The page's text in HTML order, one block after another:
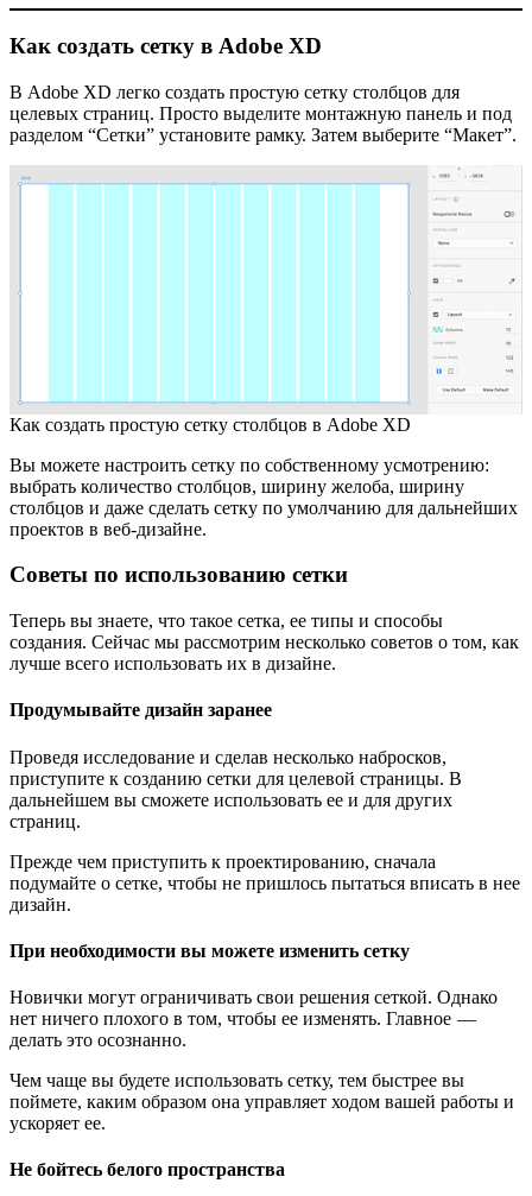
Как создать сетку в Adobe XD
В Adobe XD легко создать простую сетку столбцов для
целевых страниц. Просто выделите монтажную панель и под
разделом “Сетки” установите рамку. Затем выберите “Макет”.
Как создать простую сетку столбцов в Adobe XD
Вы можете настроить сетку по собственному усмотрению:
выбрать количество столбцов, ширину желоба, ширину
столбцов и даже сделать сетку по умолчанию для дальнейших
проектов в веб-дизайне.
Советы по использованию сетки
Теперь вы знаете, что такое сетка, ее типы и способы
создания. Сейчас мы рассмотрим несколько советов о том, как
лучше всего использовать их в дизайне.
Продумывайте дизайн заранее
Проведя исследование и сделав несколько набросков,
приступите к созданию сетки для целевой страницы. В
дальнейшем вы сможете использовать ее и для других
страниц.
Прежде чем приступить к проектированию, сначала
подумайте о сетке, чтобы не пришлось пытаться вписать в нее
дизайн.
При необходимости вы можете изменить сетку
Новички могут ограничивать свои решения сеткой. Однако
нет ничего плохого в том, чтобы ее изменять. Главное —
делать это осознанно.
Чем чаще вы будете использовать сетку, тем быстрее вы
поймете, каким образом она управляет ходом вашей работы и
ускоряет ее.
Не бойтесь белого пространства